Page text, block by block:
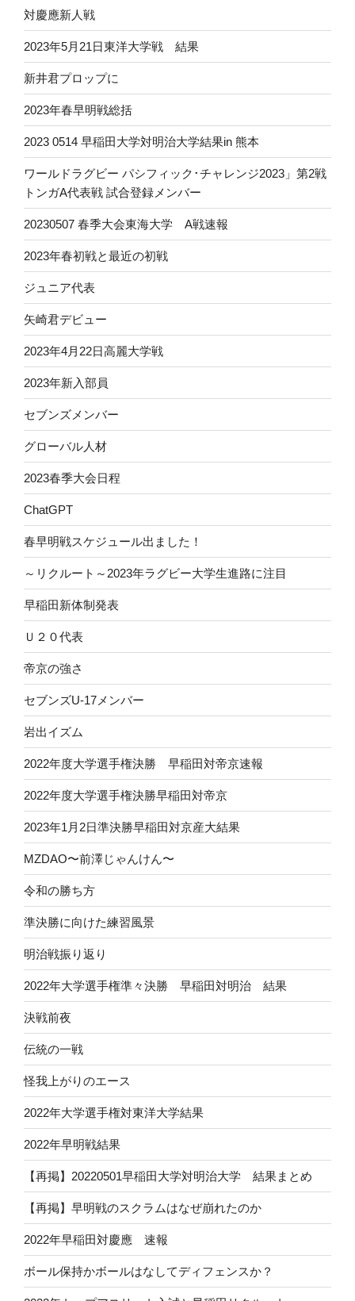
対慶應新人戦
2023年5月21日東洋大学戦 結果
新井君プロップに
2023年春早明戦総括
2023 0514 早稲田大学対明治大学結果in 熊本
ワールドラグビー パシフィック･チャレンジ2023」第2戦
トンガA代表戦 試合登録メンバー
20230507 春季大会東海大学 A戦速報
2023年春初戦と最近の初戦
ジュニア代表
矢崎君デビュー
2023年4月22日高麗大学戦
2023年新入部員
セブンズメンバー
グローバル人材
2023春季大会日程
ChatGPT
春早明戦スケジュール出ました！
～リクルート～2023年ラグビー大学生進路に注目
早稲田新体制発表
Ｕ２０代表
帝京の強さ
セブンズU-17メンバー
岩出イズム
2022年度大学選手権決勝 早稲田対帝京速報
2022年度大学選手権決勝早稲田対帝京
2023年1月2日準決勝早稲田対京産大結果
MZDAO〜前澤じゃんけん〜
令和の勝ち方
準決勝に向けた練習風景
明治戦振り返り
2022年大学選手権準々決勝 早稲田対明治 結果
決戦前夜
伝統の一戦
怪我上がりのエース
2022年大学選手権対東洋大学結果
2022年早明戦結果
【再掲】20220501早稲田大学対明治大学 結果まとめ
【再掲】早明戦のスクラムはなぜ崩れたのか
2022年早稲田対慶應 速報
ボール保持かボールはなしてディフェンスか？